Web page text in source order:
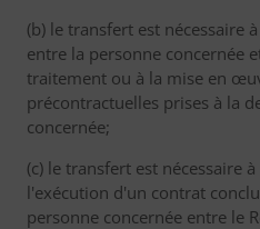
(b) le transfert est nécessaire
entre la personne concernée
traitement ou à la mise en
précontractuelles prises à la
concernée;
(c) le transfert est nécessaire
l'exécution d'un contrat
personne concernée entre le